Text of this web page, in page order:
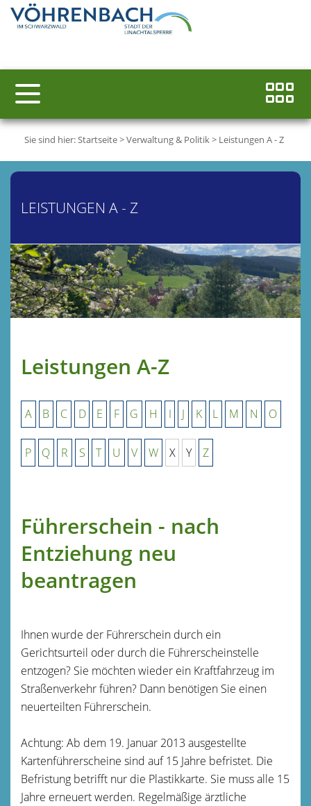
Sie sind hier:Startseite>Verwaltung & Politik> Leistungen A - Z
LEISTUNGEN A - Z
Leistungen A-Z
A B C D E F G H I J K L M N O
P Q R S T U V W X Y Z
Führerschein - nach
Entziehung neu
beantragen
Ihnen wurde der Führerschein durch ein
Gerichtsurteil oder durch die Führerscheinstelle
entzogen? Sie möchten wieder ein Kraftfahrzeug im
Straßenverkehr führen? Dann benötigen Sie einen
neuerteilten Führerschein.
Achtung: Ab dem 19. Januar 2013 ausgestellte
Kartenführerscheine sind auf 15 Jahre befristet. Die
Befristung betrifft nur die Plastikkarte. Sie muss alle 15
Jahre erneuert werden. Regelmäßige ärztliche